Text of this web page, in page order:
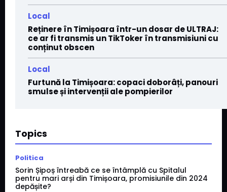
Local
Reținere în Timișoara într-un dosar de ULTRAJ:
ce ar fi transmis un TikToker în transmisiuni cu
conținut obscen
Local
Furtună la Timișoara: copaci doborâți, panouri
smulse și intervenții ale pompierilor
Topics
Politica
Sorin Șipoș întreabă ce se întâmplă cu Spitalul
pentru mari arși din Timișoara, promisiunile din 2024
depășite?